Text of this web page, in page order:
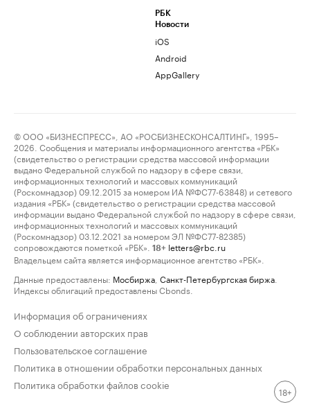
РБК
Новости
iOS
Android
AppGallery
© ООО «БИЗНЕСПРЕСС», АО «РОСБИЗНЕСКОНСАЛТИНГ», 1995–
2026. Сообщения и материалы информационного агентства «РБК»
(свидетельство о регистрации средства массовой информации
выдано Федеральной службой по надзору в сфере связи,
информационных технологий и массовых коммуникаций
(Роскомнадзор) 09.12.2015 за номером ИА №ФС77-63848) и сетевого
издания «РБК» (свидетельство о регистрации средства массовой
информации выдано Федеральной службой по надзору в сфере связи,
информационных технологий и массовых коммуникаций
(Роскомнадзор) 03.12.2021 за номером ЭЛ №ФС77-82385)
сопровождаются пометкой «РБК».
18+ letters@rbc.ru
Владельцем сайта является информационное агентство «РБК».
Данные предоставлены: Мосбиржа Санкт-Петербургская биржа
Индексы облигаций предоставлены Cbonds.
Информация об ограничениях
О соблюдении авторских прав
Пользовательское соглашение
Политика в отношении обработки персональных данных
Политика обработки файлов cookie
18+